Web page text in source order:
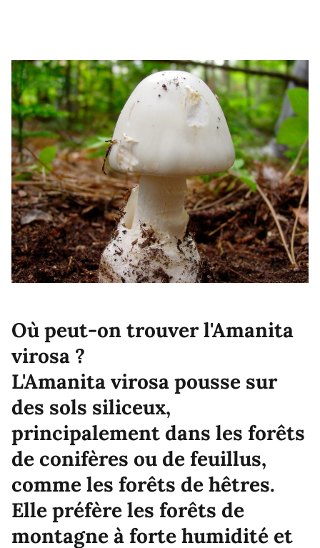
Où peut-on trouver l'Amanita
virosa ?
L'Amanita virosa pousse sur
des sols siliceux,
principalement dans les forêts
de conifères ou de feuillus,
comme les forêts de hêtres.
Elle préfère les forêts de
montagne à forte humidité et